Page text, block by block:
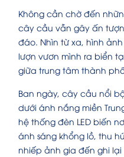
Không cần chờ đến
cây cầu vẫn gây ấn
đáo. Nhìn từ xa, hình
lượn vươn mình ra biển
giữa trung tâm thành
Ban ngày, cây cầu nổi
dưới ánh nắng miền
hệ thống đèn LED biến
ánh sáng khổng lồ, thu
nhiếp ảnh gia đến ghi